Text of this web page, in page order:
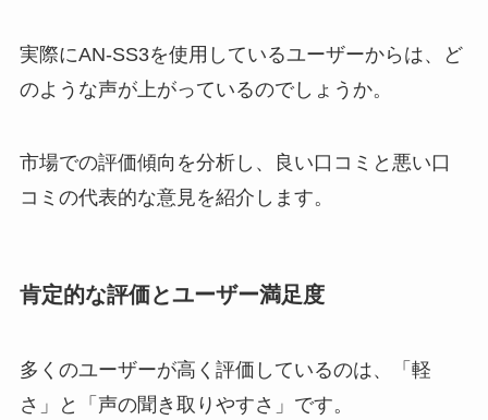
実際にAN-SS3を使用しているユーザーからは、ど
のような声が上がっているのでしょうか。
市場での評価傾向を分析し、良い口コミと悪い口
コミの代表的な意見を紹介します。
肯定的な評価とユーザー満足度
多くのユーザーが高く評価しているのは、「軽
さ」と「声の聞き取りやすさ」です。